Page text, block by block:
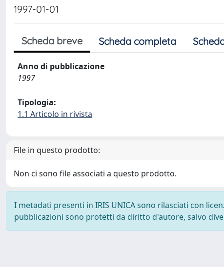
1997-01-01
Scheda breve Scheda completa
Anno di pubblicazione
1997
Tipologia:
1.1 Articolo in rivista
File in questo prodotto:
Non ci sono file associati a questo prodotto.
I metadati presenti in IRIS UNICA sono rilasciati con
pubblicazioni sono protetti da diritto d'autore, salvo